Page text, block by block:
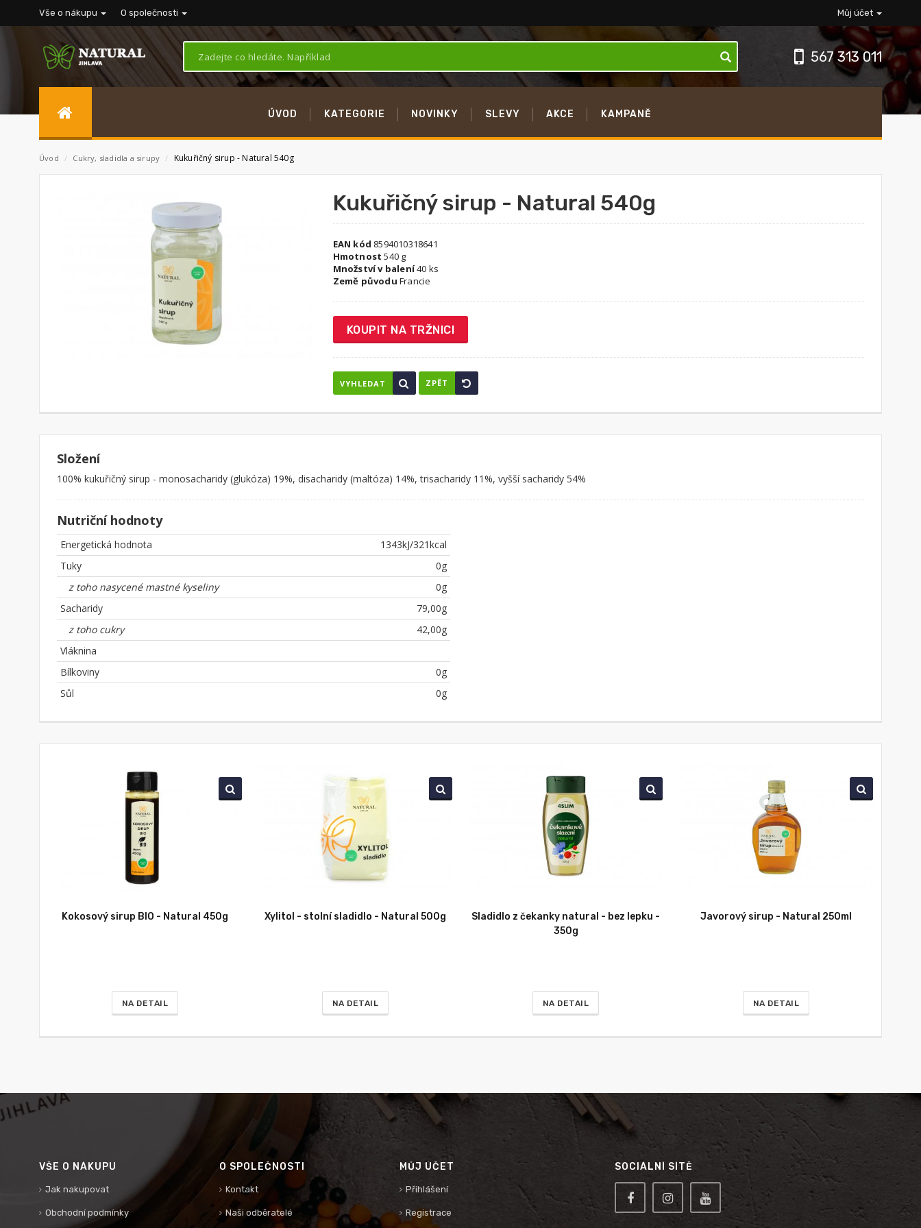
Vše o nákupu O společnosti Můj účet
567 313 011
ÚVOD KATEGORIE NOVINKY SLEVY AKCE KAMPANĚ
Úvod / Cukry, sladidla a sirupy / Kukuřičný sirup - Natural 540g
Kukuřičný sirup - Natural 540g
EAN kód 8594010318641
Hmotnost 540 g
Množství v balení40 ks
Země původu Francie
KOUPIT NA TRŽNICI
VYHLEDAT ZPĚT
Složení
100% kukuřičný sirup - monosacharidy (glukóza) 19%, disacharidy (maltóza) 14%, trisacharidy 11%, vyšší sacharidy 54%
Nutriční hodnoty
Energetická hodnota
1343kJ/321kcal
Tuky
0g
z toho nasycené mastné kyseliny
0g
Sacharidy
79,00g
z toho cukry
42,00g
Vláknina
Bílkoviny
0g
Sůl
0g
Kokosový sirup BIO - Natural 450g
NA DETAIL
Xylitol - stolní sladidlo - Natural 500g
NA DETAIL
Sladidlo z čekanky natural - bez lepku -
350g
NA DETAIL
Javorový sirup - Natural 250ml
NA DETAIL
VŠE O NÁKUPU
Jak nakupovat
Obchodní podmínky
O SPOLEČNOSTI
Kontakt
Naši odběratelé
MŮJ ÚČET
Přihlášení
Registrace
SOCIÁLNÍ SÍTĚ